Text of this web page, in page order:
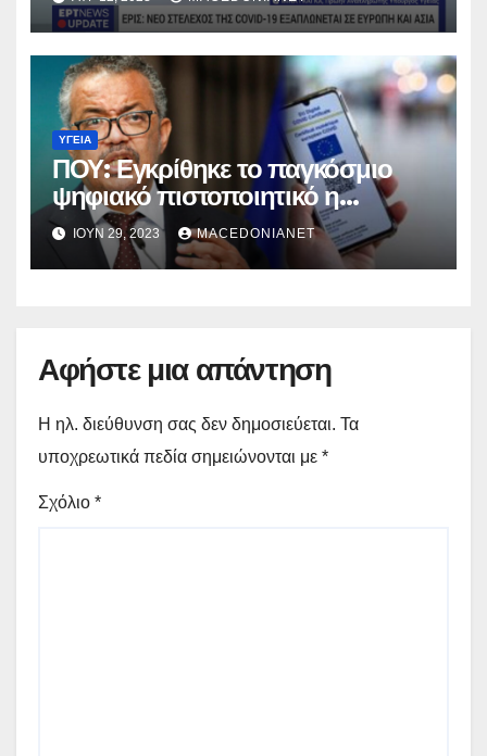
ΥΓΕΊΑ
ΠΟΥ: Εγκρίθηκε το παγκόσμιο
ψηφιακό πιστοποιητικό η
«Συνθήκη Πανδημίας»
ΙΟΎΝ 29, 2023 MACEDONIANET
Αφήστε μια απάντηση
Η ηλ. διεύθυνση σας δεν δημοσιεύεται. Τα
υποχρεωτικά πεδία σημειώνονται με *
Σχόλιο *